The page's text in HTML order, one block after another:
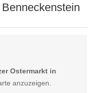
Ostermarkt in
anzuzeigen.